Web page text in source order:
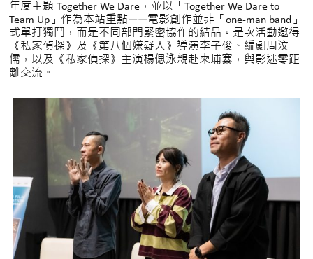
年度主題 Together We Dare，並以「Together We Dare to
Team Up」作為本站重點——電影創作並非「one-man band」
式單打獨鬥，而是不同部門緊密協作的結晶。是次活動邀得
《私家偵探》及《第八個嫌疑人》導演李子俊、編劇周汶
儒，以及《私家偵探》主演楊偲泳親赴柬埔寨，與影迷零距
離交流。